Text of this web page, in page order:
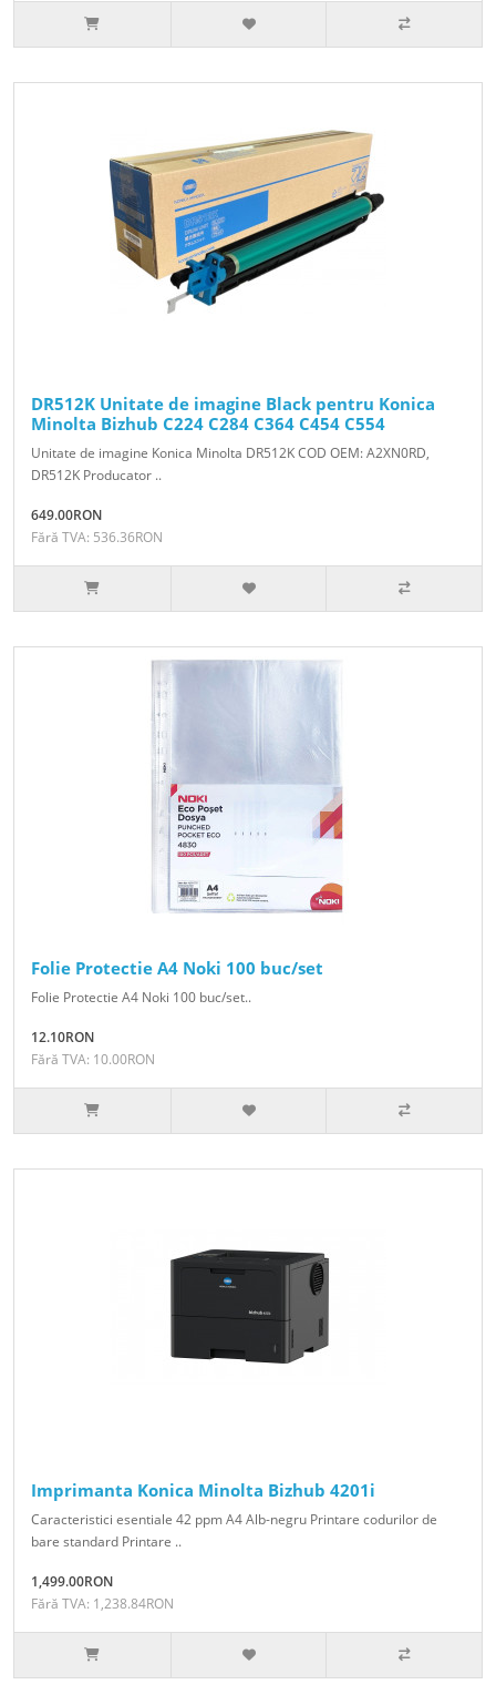
DR512K Unitate de imagine Black pentru Konica
Minolta Bizhub C224 C284 C364 C454 C554
Unitate de imagine Konica Minolta DR512K COD OEM: A2XN0RD,
DR512K Producator ..
649.00RON
Fără TVA: 536.36RON
Folie Protectie A4 Noki 100 buc/set
Folie Protectie A4 Noki 100 buc/set..
12.10RON
Fără TVA: 10.00RON
Imprimanta Konica Minolta Bizhub 4201i
Caracteristici esentiale 42 ppm A4 Alb-negru Printare codurilor de
bare standard Printare ..
1,499.00RON
Fără TVA: 1,238.84RON